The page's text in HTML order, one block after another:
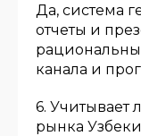
Да, система
отчеты и
канала и
6. Учитывает
рынка